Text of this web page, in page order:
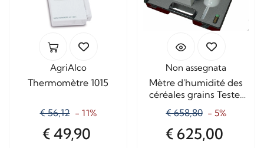
AgriAlco
Thermomètre 1015
€ 56,12 - 11%
€ 49,90
Non assegnata
Mètre d'humidité des
céréales grains Tester
Plus
€ 658,80 - 5%
€ 625,00